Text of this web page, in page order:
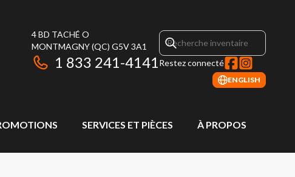
4 BD TACHÉ O
MONTMAGNY(QC) G5V 3A1
1 833 241-4141Restez connecté
ENGLISH
SERVICES ET PIÈCES À PROPOS